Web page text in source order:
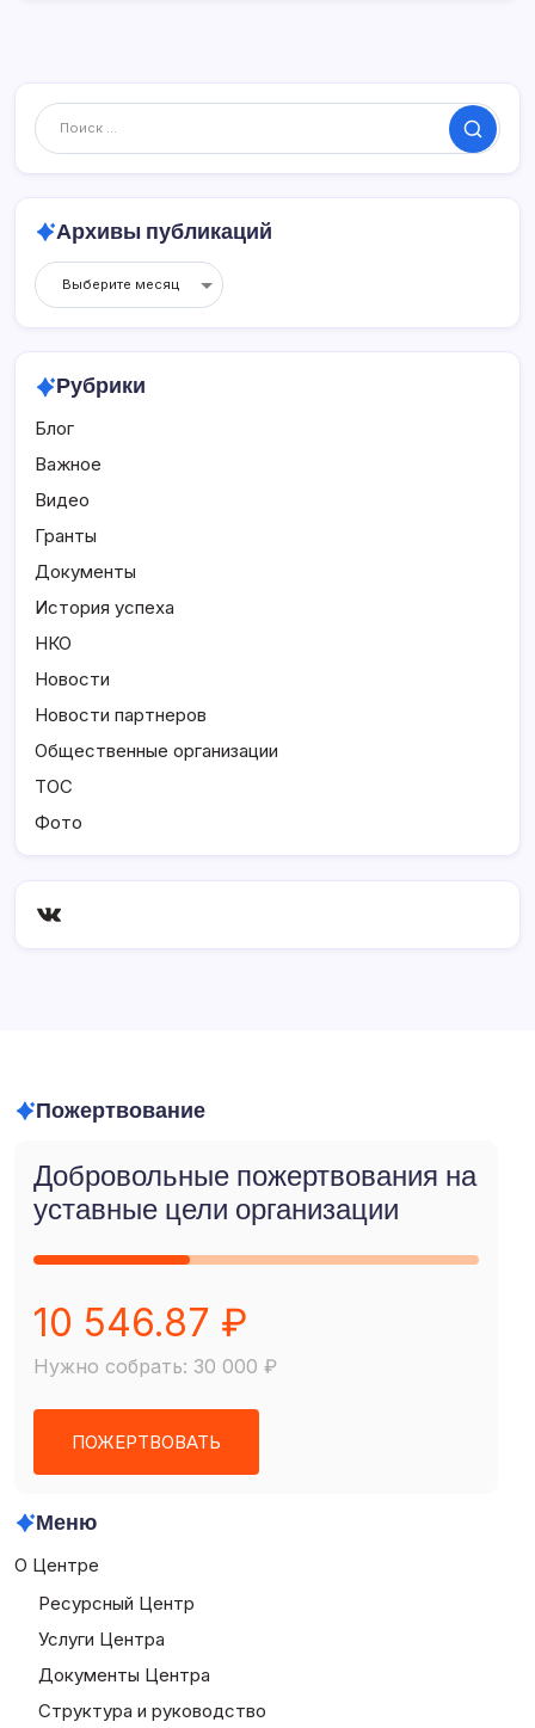
Поиск
Архивы публикаций
Архивы
публикаций
Рубрики
Блог
Важное
Видео
Гранты
Документы
История успеха
НКО
Новости
Новости партнеров
Общественные организации
ТОС
Фото
ВКонтакте
Пожертвование
Добровольные пожертвования на
уставные цели организации
10 546.87 ₽
Нужно собрать: 30 000 ₽
ПОЖЕРТВОВАТЬ
Меню
О Центре
Ресурсный Центр
Услуги Центра
Документы Центра
Структура и руководство